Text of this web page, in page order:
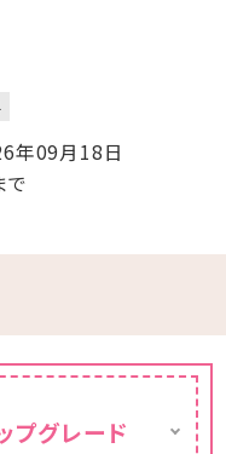
年09月18日
で
プグレード